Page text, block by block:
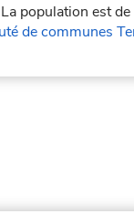
population est
de communes